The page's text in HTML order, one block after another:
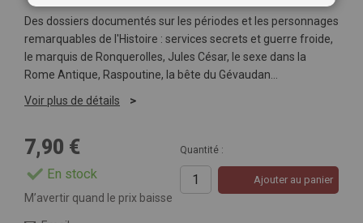
Des dossiers documentés sur les périodes et les personnages
remarquables de l'Histoire : services secrets et guerre froide,
le marquis de Ronquerolles, Jules César, le sexe dans la
Rome Antique, Raspoutine, la bête du Gévaudan…
Voir plus de détails
7,90 €
En stock
Quantité :
Ajouter au panier
M’avertir quand le prix baisse